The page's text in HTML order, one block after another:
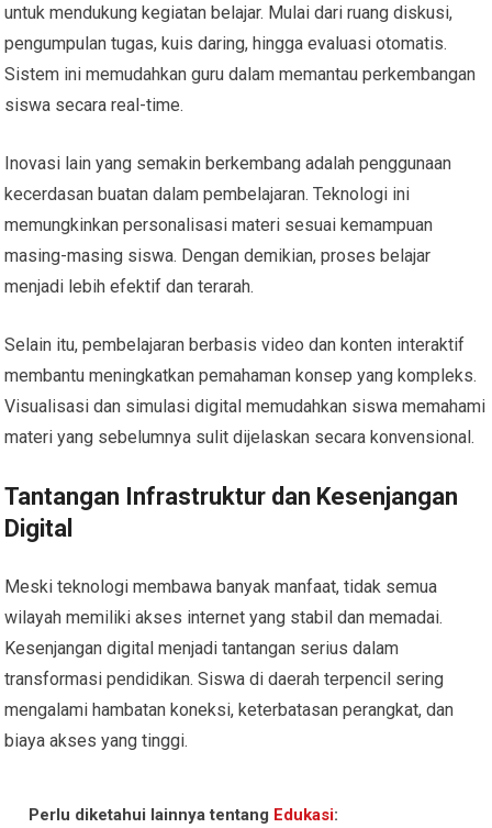
untuk mendukung kegiatan belajar. Mulai dari ruang diskusi,
pengumpulan tugas, kuis daring, hingga evaluasi otomatis.
Sistem ini memudahkan guru dalam memantau perkembangan
siswa secara real-time.
Inovasi lain yang semakin berkembang adalah penggunaan
kecerdasan buatan dalam pembelajaran. Teknologi ini
memungkinkan personalisasi materi sesuai kemampuan
masing-masing siswa. Dengan demikian, proses belajar
menjadi lebih efektif dan terarah.
Selain itu, pembelajaran berbasis video dan konten interaktif
membantu meningkatkan pemahaman konsep yang kompleks.
Visualisasi dan simulasi digital memudahkan siswa memahami
materi yang sebelumnya sulit dijelaskan secara konvensional.
Tantangan Infrastruktur dan Kesenjangan
Digital
Meski teknologi membawa banyak manfaat, tidak semua
wilayah memiliki akses internet yang stabil dan memadai.
Kesenjangan digital menjadi tantangan serius dalam
transformasi pendidikan. Siswa di daerah terpencil sering
mengalami hambatan koneksi, keterbatasan perangkat, dan
biaya akses yang tinggi.
Perlu diketahui lainnya tentang Edukasi: